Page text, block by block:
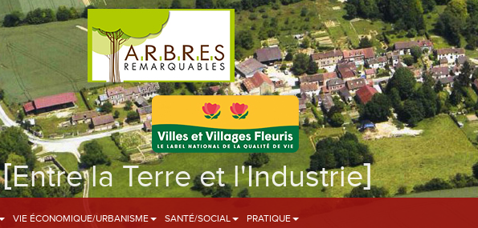
[Entre la Terre et l'Industrie]
VIE ÉCONOMIQUE/URBANISME SANTÉ/SOCIAL PRATIQUE